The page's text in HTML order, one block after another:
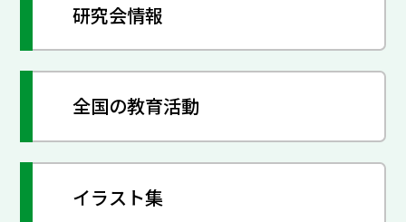
研究会情報
全国の教育活動
イラスト集